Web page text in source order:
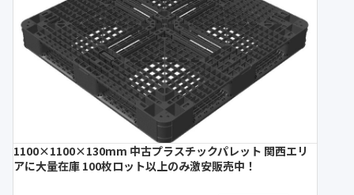
1100×1100×130mm 中古プラスチックパレット 関西エリ
アに大量在庫 100枚ロット以上のみ激安販売中！